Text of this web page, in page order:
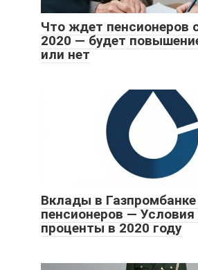
Что ждет пенсионеров
2020 — будет
или нет
Вклады в
пенсионеров — Условия
проценты в 2020 году